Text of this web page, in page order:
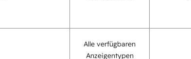
Alle verfügbaren
Anzeigentypen